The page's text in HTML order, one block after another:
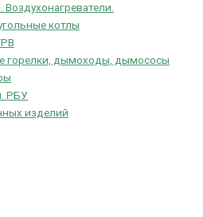
Воздухонагреватели.
котлы
горелки, дымоходы, дымососы
РБУ
изделий